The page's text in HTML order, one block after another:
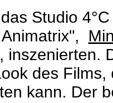
Studio
, inszenierten.
des
kann. Der